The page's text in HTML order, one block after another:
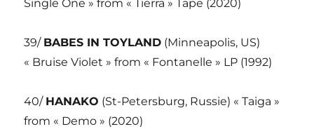
Single One » from « Tierra » Tape (2020)
39/ BABES IN TOYLAND (Minneapolis, US)
« Bruise Violet » from « Fontanelle » LP (1992)
40/ HANAKO (St-Petersburg, Russie) « Taiga »
from « Demo » (2020)